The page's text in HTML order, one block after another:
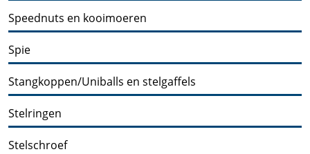
Speednuts en kooimoeren
Spie
Stangkoppen/Uniballs en stelgaffels
Stelringen
Stelschroef